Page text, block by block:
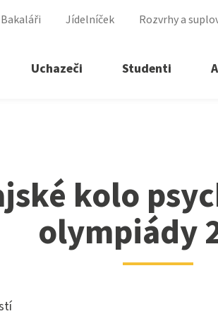
Uchazeči Studenti
sestra
nutriční terapeut
všeobecná sestra
dětská sestra
Bakaláři Jídelníček Rozvrhy a
kolo
olympiády